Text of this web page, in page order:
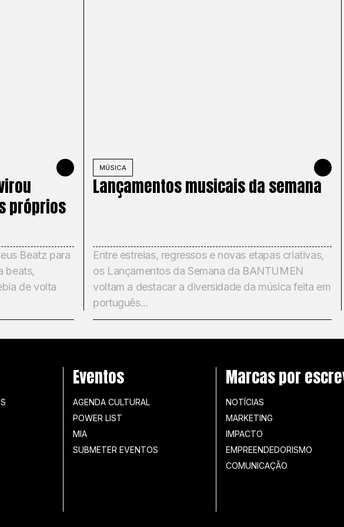
6 DE JUNHO DE 2026
próprios
Beatz para
beats,
de volta
MÚSICA 5 DE
Lançamentos musicais da semana
Entre estreias, regressos e novas etapas criativas,
os Lançamentos da Semana da BANTUMEN
voltam a destacar a diversidade da música feita em
português...
Eventos
AGENDA CULTURAL
POWER LIST
MIA
SUBMETER EVENTOS
Marcas por
NOTÍCIAS
MARKETING
IMPACTO
EMPREENDEDORISMO
COMUNICAÇÃO